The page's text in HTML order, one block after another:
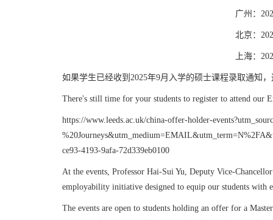
广州：
北京：
上海：
如果学生已经收到 2025年9月入学的硕士课程录取通知
There's still time for your students to register to attend our
https://www.leeds.ac.uk/china-offer-holder-
ce93-4193-9afa-72d339eb0100
At the events, Professor Hai-Sui Yu, Deputy Vice-
employability initiative designed to equip our students with
The events are open to students holding an offer for a